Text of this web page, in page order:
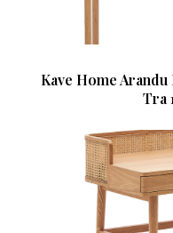
Kave Home
Tra